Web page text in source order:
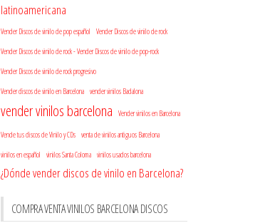
latinoamericana
Vender Discos de vinilo de pop español
Vender Discos de vinilo de rock
Vender Discos de vinilo de rock - Vender Discos de vinilo de pop-rock
Vender Discos de vinilo de rock progresivo
Vender discos de vinilo en Barcelona
vender vinilos Badalona
vender vinilos barcelona Vender vinilos en Barcelona
Vende tus discos de Vinilo y CDs
venta de vinilos antiguos Barcelona
vinilos en español
vinilos Santa Coloma vinilos usados barcelona
¿Dónde vender discos de vinilo en Barcelona?
COMPRA VENTA VINILOS BARCELONA DISCOS